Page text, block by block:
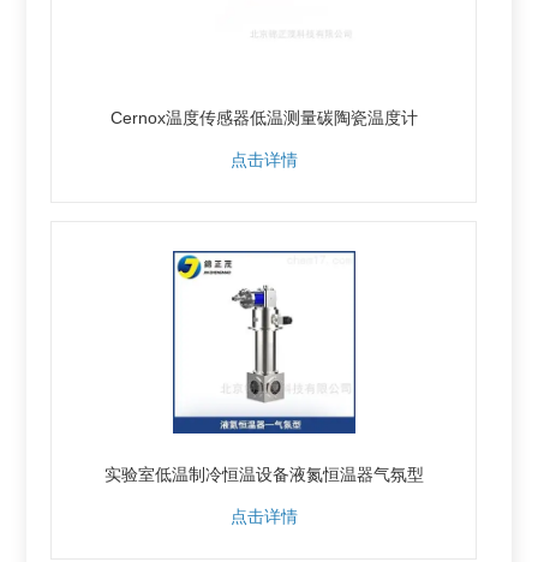
Cernox温度传感器低温测量碳陶瓷温度计
点击详情
实验室低温制冷恒温设备液氮恒温器气氛型
点击详情